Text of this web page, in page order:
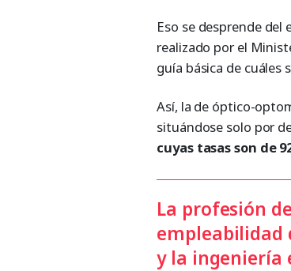
Eso se desprende
realizado por el
guía básica de cuáles
Así, la de óptico-
situándose solo por
cuyas tasas son de
La profesión
empleabilidad
y la ingeniería